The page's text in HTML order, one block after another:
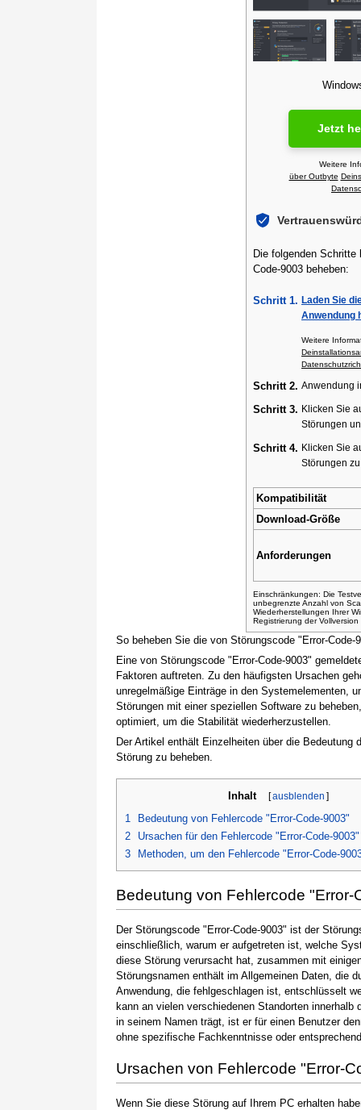
So beheben Sie die von Störungscode "Error-Code-
Eine von Störungscode "Error-Code-9003"
Faktoren auftreten. Zu den häufigsten Ursachen
unregelmäßige Einträge in den Systemelementen,
Störungen mit einer speziellen Software zu
optimiert, um die Stabilität wiederherzustellen.
Der Artikel enthält Einzelheiten über die
Störung zu beheben.
Inhalt [ausblenden ]
1
Bedeutung von Fehlercode "Error-Code-9003"
2
Ursachen für den Fehlercode "Error-Code-9003"
3
Methoden, um den Fehlercode "Error-Code-
Bedeutung von Fehlercode "Error-
Der Störungscode "Error-Code-9003" ist der
einschließlich, warum er aufgetreten ist, welche
diese Störung verursacht hat, zusammen mit
Störungsnamen enthält im Allgemeinen Daten, die
Anwendung, die fehlgeschlagen ist, entschlüsselt
kann an vielen verschiedenen Standorten
in seinem Namen trägt, ist er für einen Benutzer
ohne spezifische Fachkenntnisse oder
Ursachen von Fehlercode "Error-
Wenn Sie diese Störung auf Ihrem PC erhalten
Jetzt
Weitere
über Outbyte
Die folgenden Schritte
Code-9003 beheben:
Schritt 1. Laden Sie
Anwendung
Weitere
Schritt 2. Anwendung
Schritt 3. Klicken Sie
Störungen
Schritt 4. Klicken Sie
Störungen
Kompatibilität
Download-Größe
Anforderungen
Einschränkungen: Die
unbegrenzte Anzahl von
Wiederherstellungen Ihrer
Registrierung der